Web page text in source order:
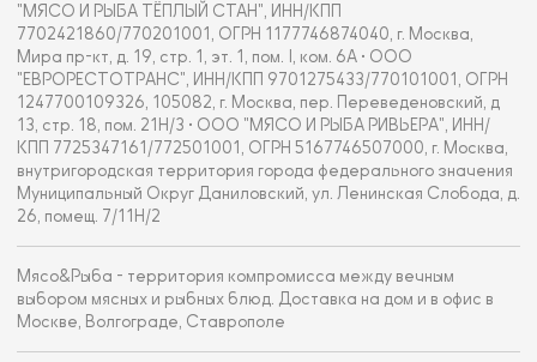
"МЯСО И РЫБА ТЁПЛЫЙ СТАН", ИНН/КПП
7702421860/770201001, ОГРН 1177746874040, г. Москва,
Мира пр-кт, д. 19, стр. 1, эт. 1, пом. I, ком. 6А • ООО
"ЕВРОРЕСТОТРАНС", ИНН/КПП 9701275433/770101001, ОГРН
1247700109326, 105082, г. Москва, пер. Переведеновский, д
13, стр. 18, пом. 21Н/3 • ООО "МЯСО И РЫБА РИВЬЕРА", ИНН/
КПП 7725347161/772501001, ОГРН 5167746507000, г. Москва,
внутригородская территория города федерального значения
Муниципальный Округ Даниловский, ул. Ленинская Слобода, д.
26, помещ. 7/11Н/2
Мясо&Рыба - территория компромисса между вечным
выбором мясных и рыбных блюд. Доставка на дом и в офис в
Москве, Волгограде, Ставрополе